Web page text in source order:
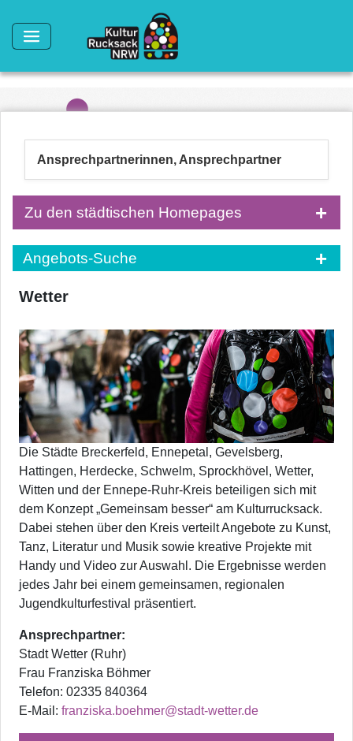
Ansprechpartnerinnen, Ansprechpartner
Zu den städtischen Homepages
Angebots-Suche
Wetter
Die Städte Breckerfeld, Ennepetal, Gevelsberg,
Hattingen, Herdecke, Schwelm, Sprockhövel, Wetter,
Witten und der Ennepe-Ruhr-Kreis beteiligen sich mit
dem Konzept „Gemeinsam besser“ am Kulturrucksack.
Dabei stehen über den Kreis verteilt Angebote zu Kunst,
Tanz, Literatur und Musik sowie kreative Projekte mit
Handy und Video zur Auswahl. Die Ergebnisse werden
jedes Jahr bei einem gemeinsamen, regionalen
Jugendkulturfestival präsentiert.
Ansprechpartner:
Stadt Wetter (Ruhr)
Frau Franziska Böhmer
Telefon: 02335 840364
E-Mail: franziska.boehmer@stadt-wetter.de